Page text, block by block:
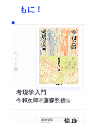
もに！
ちくま文庫
考現学入門
今和次郎著藤森照信編